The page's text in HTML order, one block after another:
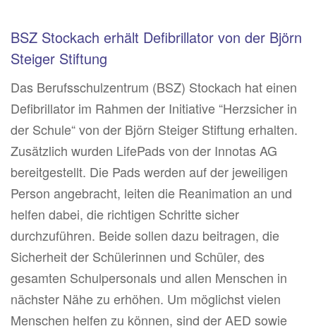
BSZ Stockach erhält Defibrillator von der Björn
Steiger Stiftung
Das Berufsschulzentrum (BSZ) Stockach hat einen
Defibrillator im Rahmen der Initiative “Herzsicher in
der Schule“ von der Björn Steiger Stiftung erhalten.
Zusätzlich wurden LifePads von der Innotas AG
bereitgestellt. Die Pads werden auf der jeweiligen
Person angebracht, leiten die Reanimation an und
helfen dabei, die richtigen Schritte sicher
durchzuführen. Beide sollen dazu beitragen, die
Sicherheit der Schülerinnen und Schüler, des
gesamten Schulpersonals und allen Menschen in
nächster Nähe zu erhöhen. Um möglichst vielen
Menschen helfen zu können, sind der AED sowie